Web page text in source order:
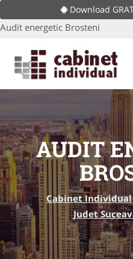
Download
Audit energetic Brosteni
AUDIT
Cabinet Individual
Judet